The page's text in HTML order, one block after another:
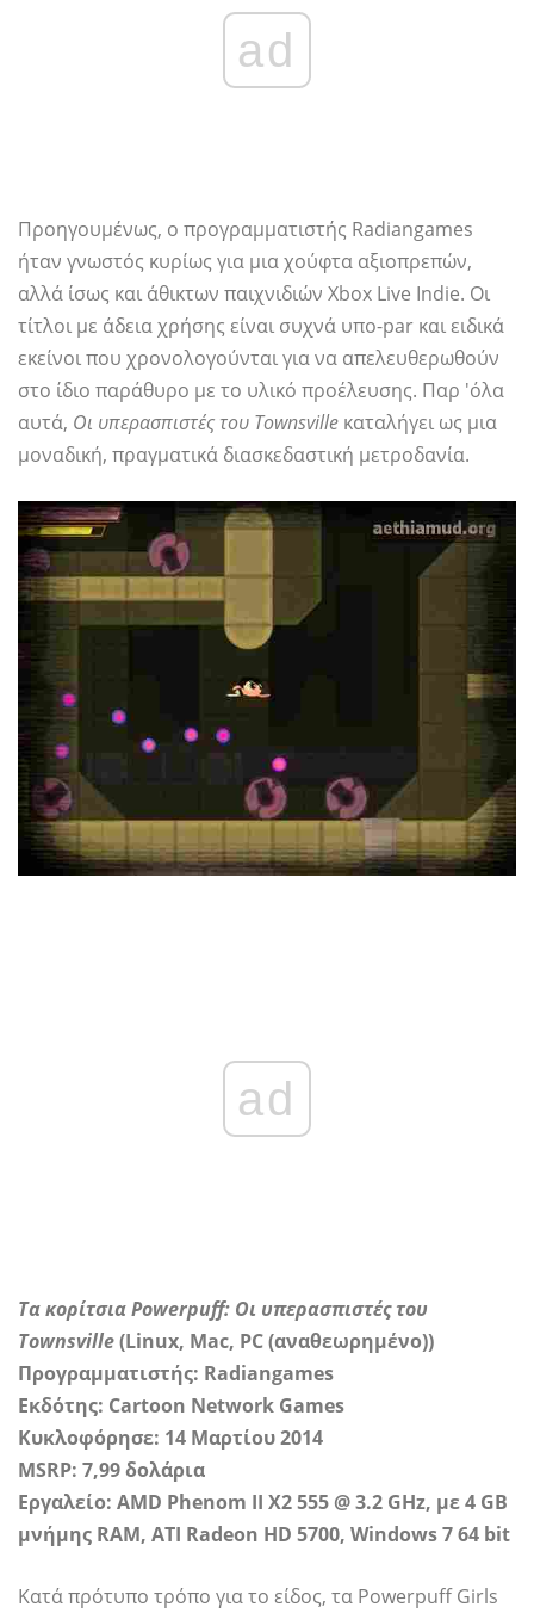
ad
Προηγουμένως, ο προγραμματιστής Radiangames
ήταν γνωστός κυρίως για μια χούφτα αξιοπρεπών,
αλλά ίσως και άθικτων παιχνιδιών Xbox Live Indie. Οι
τίτλοι με άδεια χρήσης είναι συχνά υπο-par και ειδικά
εκείνοι που χρονολογούνται για να απελευθερωθούν
στο ίδιο παράθυρο με το υλικό προέλευσης. Παρ 'όλα
αυτά, Οι υπερασπιστές του Townsville καταλήγει ως μια
μοναδική, πραγματικά διασκεδαστική μετροδανία.
ad
Τα κορίτσια Powerpuff: Οι υπερασπιστές του
Townsville(Linux, Mac, PC (αναθεωρημένο))
Προγραμματιστής: Radiangames
Εκδότης: Cartoon Network Games
Κυκλοφόρησε: 14 Μαρτίου 2014
MSRP: 7,99 δολάρια
Εργαλείο: AMD Phenom II X2 555 @ 3.2 GHz, με 4 GB
μνήμης RAM, ATI Radeon HD 5700, Windows 7 64 bit
Κατά πρότυπο τρόπο για το είδος, τα Powerpuff Girls